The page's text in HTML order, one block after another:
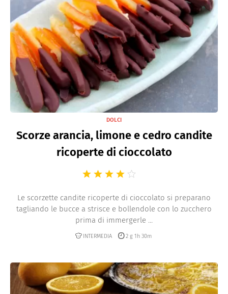
DOLCI
Scorze arancia, limone e cedro candite
ricoperte di cioccolato
Le scorzette candite ricoperte di cioccolato si preparano
tagliando le bucce a strisce e bollendole con lo zucchero
prima di immergerle ...
INTERMEDIA 2 g 1h 30m